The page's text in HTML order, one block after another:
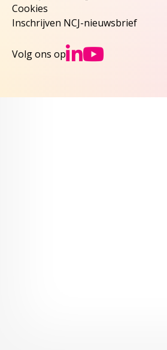
Cookies
Inschrijven NCJ-nieuwsbrief
Volg ons op Ga naar